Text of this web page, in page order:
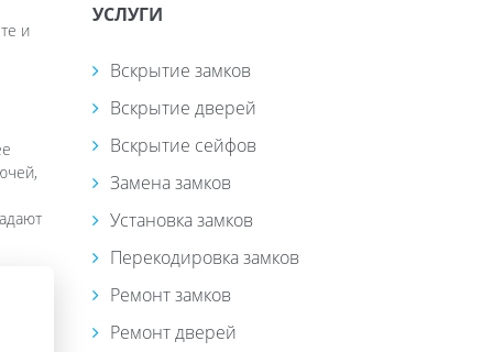
и
УСЛУГИ
Вскрытие замков
Вскрытие дверей
Вскрытие сейфов
Замена замков
Установка замков
Перекодировка замков
Ремонт замков
Ремонт дверей